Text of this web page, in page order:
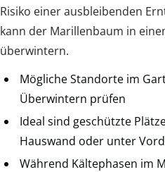
Risiko einer ausbleibenden
kann der Marillenbaum in
überwintern.
Mögliche Standorte im
Überwintern prüfen
Ideal sind geschützte
Hauswand oder unter
Während Kältephasen im